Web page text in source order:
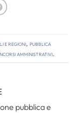
e regioni, Pubblica
amministrativi.
pubblica e